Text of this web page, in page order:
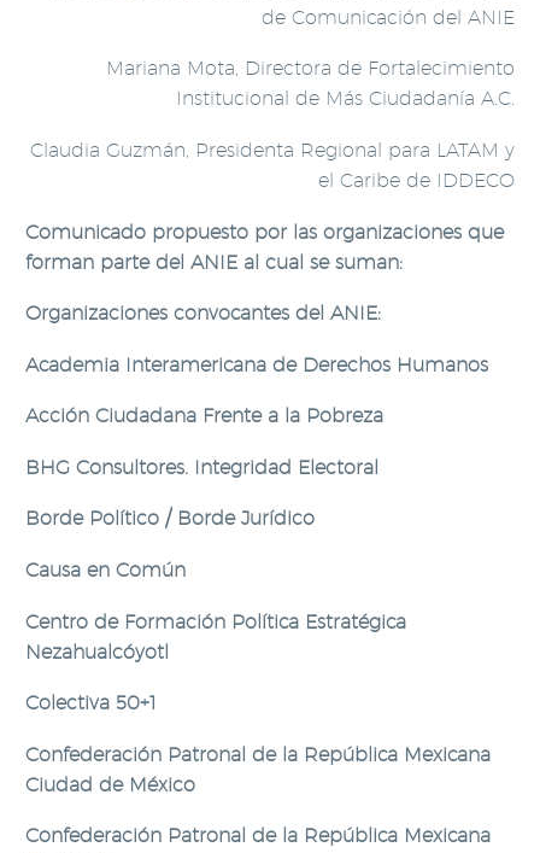
de Comunicación del ANIE
Mariana Mota, Directora de Fortalecimiento
Institucional de Más Ciudadanía A.C.
Claudia Guzmán, Presidenta Regional para LATAM y
el Caribe de IDDECO
Comunicado propuesto por las organizaciones que
forman parte del ANIE al cual se suman:
Organizaciones convocantes del ANIE:
Academia Interamericana de Derechos Humanos
Acción Ciudadana Frente a la Pobreza
BHG Consultores. Integridad Electoral
Borde Político / Borde Jurídico
Causa en Común
Centro de Formación Política Estratégica
Nezahualcóyotl
Colectiva 50+1
Confederación Patronal de la República Mexicana
Ciudad de México
Confederación Patronal de la República Mexicana